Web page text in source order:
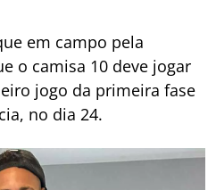
em campo pela
o camisa 10 deve jogar
jogo da primeira fase
no dia 24.